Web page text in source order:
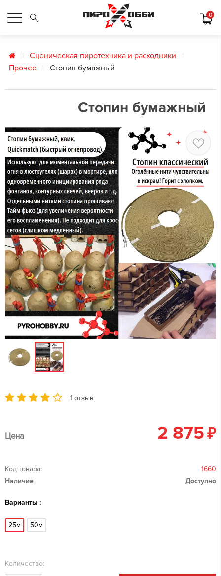
0
Сценическая пиротехника и расходники
Прочее
Стопин бумажный
Стопин бумажный
1 отзыв
Цена 2 875 ₽
Код товара:
1660
Наличие
Доступно
Варианты :
25м 50м
Количество: